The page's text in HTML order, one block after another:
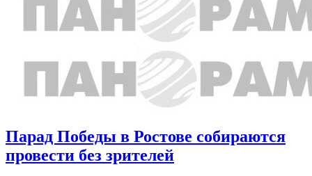
Парад Победы в Ростове собираются
провести без зрителей